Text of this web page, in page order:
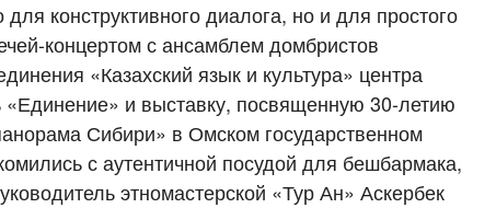
конструктивного диалога, но и для простого
концертом с ансамблем домбристов
«Казахский язык и культура» центра
и выставку, посвященную 30-летию
Сибири» в Омском государственном
с аутентичной посудой для бешбармака,
этномастерской «Тур Ан» Аскербек